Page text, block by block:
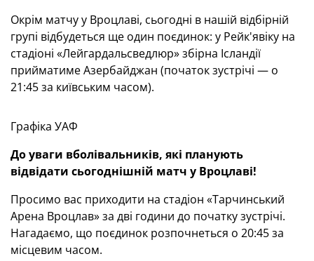
Окрім матчу у Вроцлаві, сьогодні в нашій відбірній
групі відбудеться ще один поєдинок: у Рейк'явіку на
стадіоні «Лейгардальсведлюр» збірна Ісландії
прийматиме Азербайджан (початок зустрічі — о
21:45 за київським часом).
Графіка УАФ
До уваги вболівальників, які планують
відвідати сьогоднішній матч у Вроцлаві!
Просимо вас приходити на стадіон «Тарчинський
Арена Вроцлав» за дві години до початку зустрічі.
Нагадаємо, що поєдинок розпочнеться о 20:45 за
місцевим часом.